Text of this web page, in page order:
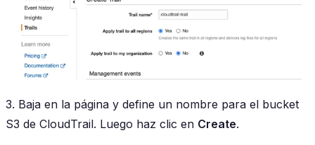
3. Baja en la página y define un nombre para el bucket
S3 de CloudTrail. Luego haz clic en Create.